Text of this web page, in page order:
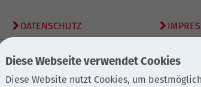
DATENSCHUTZ
Diese Webseite verwendet Cookies
Diese Website nutzt Cookies, um